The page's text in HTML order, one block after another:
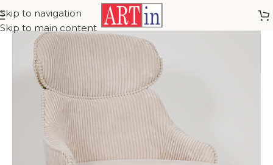
Skip to navigation
Skip to main content